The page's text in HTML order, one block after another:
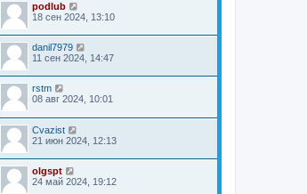
podlub
18 сен 2024, 13:10
danil7979
11 сен 2024, 14:47
rstm
08 авг 2024, 10:01
Cvazist
21 июн 2024, 12:13
olgspt
24 май 2024, 19:12